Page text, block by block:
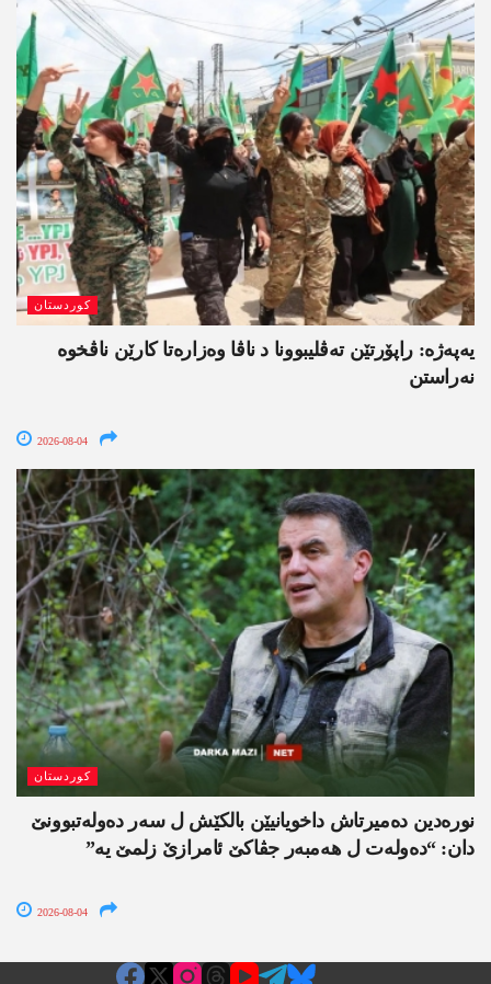
کوردستان
یەپەژە: راپۆرتێن تەڤلیبوونا د ناڤا وەزارەتا کارێن ناڤخوە
نەراستن
2026-08-04
کوردستان
نورەدین دەمیرتاش داخویانیێن بالکێش ل سەر دەولەتبوونێ
دان: “دەولەت ل ھەمبەر جڤاکێ ئامرازێ زلمێ یە”
2026-08-04